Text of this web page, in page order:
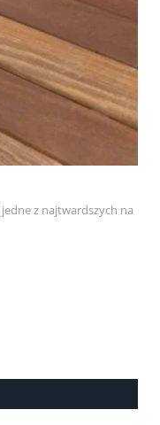
z najtwardszych na